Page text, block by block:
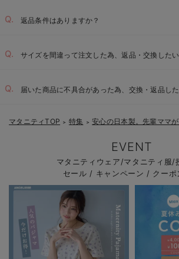
返品条件はありますか？
サイズを間違って注文した為、返品・交換したい
届いた商品に不具合があった為、交換・返品し
マタニティTOP ＞ 特集 ＞ 安心の日本製。先輩ママ
EVENT
マタニティウェア/マタニティ服/
セール / キャンペーン / クーポ